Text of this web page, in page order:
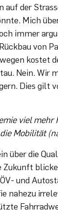
auf der
Mich
immer
von
kostet
Nein. Wir
Dies gilt
viel mehr
Mobilität
über die
und
nahezu